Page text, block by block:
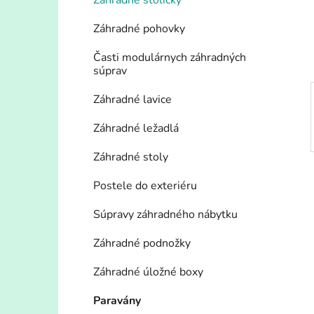
Záhradné pohovky
Časti modulárnych záhradných
súprav
Záhradné lavice
Záhradné ležadlá
Záhradné stoly
Postele do exteriéru
Súpravy záhradného nábytku
Záhradné podnožky
Záhradné úložné boxy
Paravány